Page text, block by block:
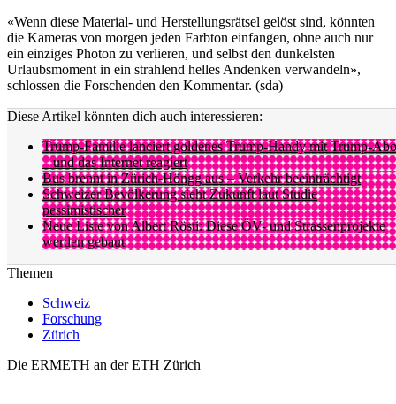
«Wenn diese Material- und Herstellungsrätsel gelöst sind, könnten
die Kameras von morgen jeden Farbton einfangen, ohne auch nur
ein einziges Photon zu verlieren, und selbst den dunkelsten
Urlaubsmoment in ein strahlend helles Andenken verwandeln»,
schlossen die Forschenden den Kommentar. (sda)
Diese Artikel könnten dich auch interessieren:
Trump-Familie lanciert goldenes Trump-Handy mit Trump-Abo
– und das Internet reagiert
Bus brennt in Zürich-Höngg aus – Verkehr beeinträchtigt
Schweizer Bevölkerung sieht Zukunft laut Studie
pessimistischer
Neue Liste von Albert Rösti: Diese ÖV- und Strassenprojekte
werden gebaut
Themen
Schweiz
Forschung
Zürich
Die ERMETH an der ETH Zürich